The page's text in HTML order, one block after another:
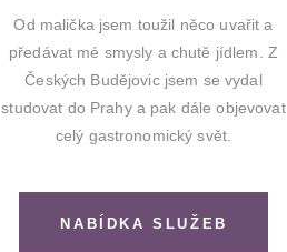
Od malička jsem toužil něco uvařit a
předávat mé smysly a chutě jídlem. Z
Českých Budějovic jsem se vydal
studovat do Prahy a pak dále objevovat
celý gastronomický svět.
NABÍDKA SLUŽEB